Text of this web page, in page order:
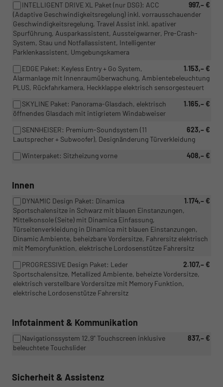
997,– €
INTELLIGENT DRIVE XL Paket (nur DSG): ACC
(Adaptive Geschwindigkeitsregelung) inkl. vorrausschauender
Geschwindigkeitsregelung, Travel Assist inkl. apativer
Spurführung, Ausparkassistent, Aussteigwarner, Pre-Crash-
System, Stau und Notfallassistent, Intelligenter
Parklenkassistent, Umgebungskamera
1.153,– €
EDGE Paket: Keyless Entry + Go System,
Alarmanlage mit Innenraumüberwachung, Ambientebeleuchtung
PLUS, Rückfahrkamera, Heckklappe elektrisch sensorgesteuert
1.165,– €
SKYLINE Paket: Panorama-Glasdach, elektrisch
öffnendes Glasdach mit intigrietem Windabweiser
623,– €
SENNHEISER: Premium-Soundsystem (11
Lautsprecher + Subwoofer), Designänderung Türverkleidung
408,– €
Winterpaket: Sitzheizung vorne
Innen
1.174,– €
DYNAMIC Design Paket: Dinamica
Sportschalensitze in Schwarz mit blauen Einstanzungen,
Mittelkonsole (Seite) mit Dinamica Einfassung,
Türseitenverkleidung in Dinamica mit blauen Einstanzungen,
Dinamic Ambiente, beheizbare Vordersitze, Fahrersitz elektrisch
mit Memoryfunktion, elektrische Lordosenstütze Fahrersitz
2.107,– €
PROGRESSIVE Design Paket: Leder
Sportschalensitze, Metallized Ambiente, beheizte Vordersitze,
elektrisch verstellbare Vordersitze mit Memory Funktion,
elektrische Lordosenstütze Fahrersitz
Infotainment & Kommunikation
837,– €
Navigationssystem 12,9" Touchscreen inklusive
beleuchtete Touchslider
Sicherheit & Assistenz